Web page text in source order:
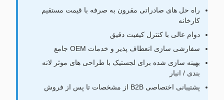
راه حل های صادراتی مقرون به صرفه با قیمت مستقیم
کارخانه
دوام عالی با کنترل کیفیت دقیق
سفارشی سازی انعطاف پذیر و خدمات OEM جامع
بهینه سازی شده برای لجستیک با طراحی های موثر لانه
بندی / انبار
پشتیبانی اختصاصی B2B از مشخصات تا پس از فروش